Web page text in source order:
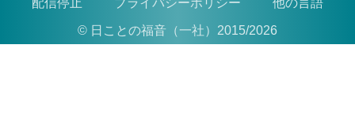
配信停止 プライバシーポリシー 他の言語
© 日ことの福音（一社）2015/2026